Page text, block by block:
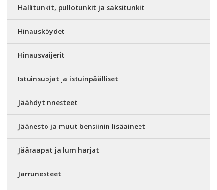
Hallitunkit, pullotunkit ja saksitunkit
Hinausköydet
Hinausvaijerit
Istuinsuojat ja istuinpäälliset
Jäähdytinnesteet
Jäänesto ja muut bensiinin lisäaineet
Jääraapat ja lumiharjat
Jarrunesteet